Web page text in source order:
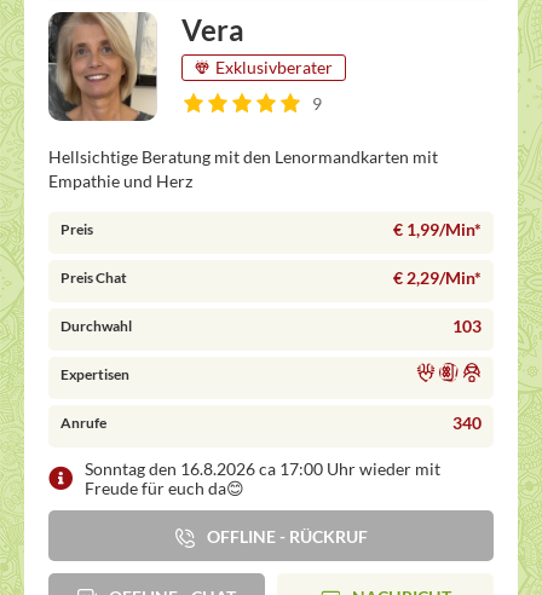
Vera
Exklusivberater
9
Hellsichtige Beratung mit den Lenormandkarten mit
Empathie und Herz
Preis € 1,99/Min*
Preis Chat € 2,29/Min*
Durchwahl 103
Expertisen
Anrufe 340
Sonntag den 16.8.2026 ca 17:00 Uhr wieder mit
Freude für euch da😊
OFFLINE - RÜCKRUF